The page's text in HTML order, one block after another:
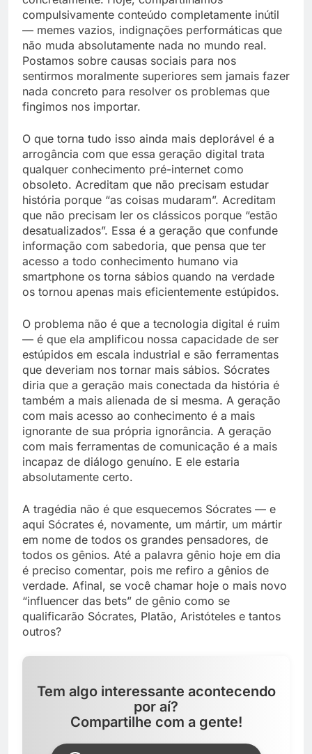
compulsivamente conteúdo completamente inútil
— memes vazios, indignações performáticas que
não muda absolutamente nada no mundo real.
Postamos sobre causas sociais para nos
sentirmos moralmente superiores sem jamais fazer
nada concreto para resolver os problemas que
fingimos nos importar.
O que torna tudo isso ainda mais deplorável é a
arrogância com que essa geração digital trata
qualquer conhecimento pré-internet como
obsoleto. Acreditam que não precisam estudar
história porque “as coisas mudaram”. Acreditam
que não precisam ler os clássicos porque “estão
desatualizados”. Essa é a geração que confunde
informação com sabedoria, que pensa que ter
acesso a todo conhecimento humano via
smartphone os torna sábios quando na verdade
os tornou apenas mais eficientemente estúpidos.
O problema não é que a tecnologia digital é ruim
— é que ela amplificou nossa capacidade de ser
estúpidos em escala industrial e são ferramentas
que deveriam nos tornar mais sábios. Sócrates
diria que a geração mais conectada da história é
também a mais alienada de si mesma. A geração
com mais acesso ao conhecimento é a mais
ignorante de sua própria ignorância. A geração
com mais ferramentas de comunicação é a mais
incapaz de diálogo genuíno. E ele estaria
absolutamente certo.
A tragédia não é que esquecemos Sócrates — e
aqui Sócrates é, novamente, um mártir, um mártir
em nome de todos os grandes pensadores, de
todos os gênios. Até a palavra gênio hoje em dia
é preciso comentar, pois me refiro a gênios de
verdade. Afinal, se você chamar hoje o mais novo
“influencer das bets” de gênio como se
qualificarão Sócrates, Platão, Aristóteles e tantos
outros?
Tem algo interessante acontecendo
por aí?
Compartilhe com a gente!